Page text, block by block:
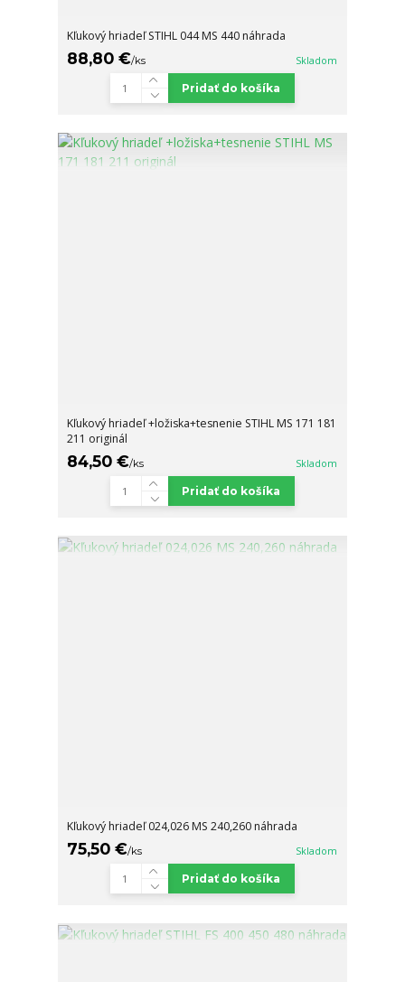
Kľukový hriadeľ STIHL 044 MS 440 náhrada
88,80 €/ks Skladom
Pridať do košíka
Kľukový hriadeľ +ložiska+tesnenie STIHL MS 171 181
211 originál
84,50 €/ks Skladom
Pridať do košíka
Kľukový hriadeľ 024,026 MS 240,260 náhrada
75,50 €/ks Skladom
Pridať do košíka